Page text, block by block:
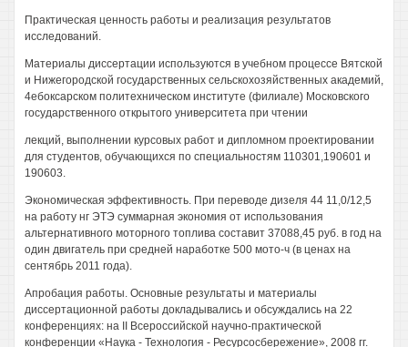
Практическая ценность работы и реализация результатов
исследований.
Материалы диссертации используются в учебном процессе Вятской
и Нижегородской государственных сельскохозяйственных академий,
4ебоксарском политехническом институте (филиале) Московского
государственного открытого университета при чтении
лекций, выполнении курсовых работ и дипломном проектировании
для студентов, обучающихся по специальностям 110301,190601 и
190603.
Экономическая эффективность. При переводе дизеля 44 11,0/12,5
на работу нг ЭТЭ суммарная экономия от использования
альтернативного моторного топлива составит 37088,45 руб. в год на
один двигатель при средней наработке 500 мото-ч (в ценах на
сентябрь 2011 года).
Апробация работы. Основные результаты и материалы
диссертационной работы докладывались и обсуждались на 22
конференциях: на II Всероссийской научно-практической
конференции «Наука - Технология - Ресурсосбережение», 2008 гг.